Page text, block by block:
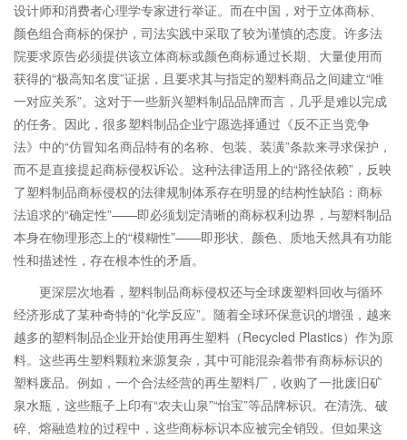
设计师和消费者心理学专家进行举证。而在中国，对于立体商标、
颜色组合商标的保护，司法实践中采取了较为谨慎的态度。许多法
院要求原告必须提供该立体商标或颜色商标通过长期、大量使用而
获得的“极高知名度”证据，且要求其与指定的塑料商品之间建立“唯
一对应关系”。这对于一些新兴塑料制品品牌而言，几乎是难以完成
的任务。因此，很多塑料制品企业宁愿选择通过《反不正当竞争
法》中的“仿冒知名商品特有的名称、包装、装潢”条款来寻求保护，
而不是直接提起商标侵权诉讼。这种法律适用上的“路径依赖”，反映
了塑料制品商标侵权的法律规制体系存在明显的结构性缺陷：商标
法追求的“确定性”——即必须划定清晰的商标权利边界，与塑料制品
本身在物理形态上的“模糊性”——即形状、颜色、质地天然具有功能
性和描述性，存在根本性的矛盾。
更深层次地看，塑料制品商标侵权还与全球废塑料回收与循环
经济形成了某种奇特的“化学反应”。随着全球环保意识的增强，越来
越多的塑料制品企业开始使用再生塑料（Recycled Plastics）作为原
料。这些再生塑料颗粒来源复杂，其中可能混杂着带有商标标识的
塑料废品。例如，一个合法经营的再生塑料厂，收购了一批废旧矿
泉水瓶，这些瓶子上印有“农夫山泉”“怡宝”等品牌标识。在清洗、破
碎、熔融造粒的过程中，这些商标标识本应被完全销毁。但如果这